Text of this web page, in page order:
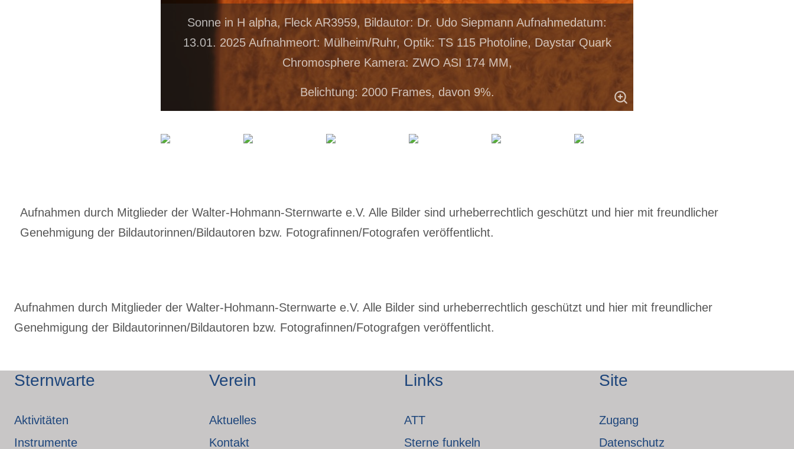
Sonne in H alpha, Fleck AR3959, Bildautor: Dr. Udo Siepmann Aufnahmedatum:
13.01. 2025 Aufnahmeort: Mülheim/Ruhr, Optik: TS 115 Photoline, Daystar Quark
Chromosphere Kamera: ZWO ASI 174 MM,
Belichtung: 2000 Frames, davon 9%.
Aufnahmen durch Mitglieder der Walter-Hohmann-Sternwarte e.V. Alle Bilder sind urheberrechtlich geschützt und hier mit freundlicher
Genehmigung der Bildautorinnen/Bildautoren bzw. Fotografinnen/Fotografen veröffentlicht.
Aufnahmen durch Mitglieder der Walter-Hohmann-Sternwarte e.V. Alle Bilder sind urheberrechtlich geschützt und hier mit freundlicher
Genehmigung der Bildautorinnen/Bildautoren bzw. Fotografinnen/Fotografgen veröffentlicht.
Sternwarte
Aktivitäten
Instrumente
Verein
Aktuelles
Kontakt
Links
ATT
Sterne funkeln
Site
Zugang
Datenschutz